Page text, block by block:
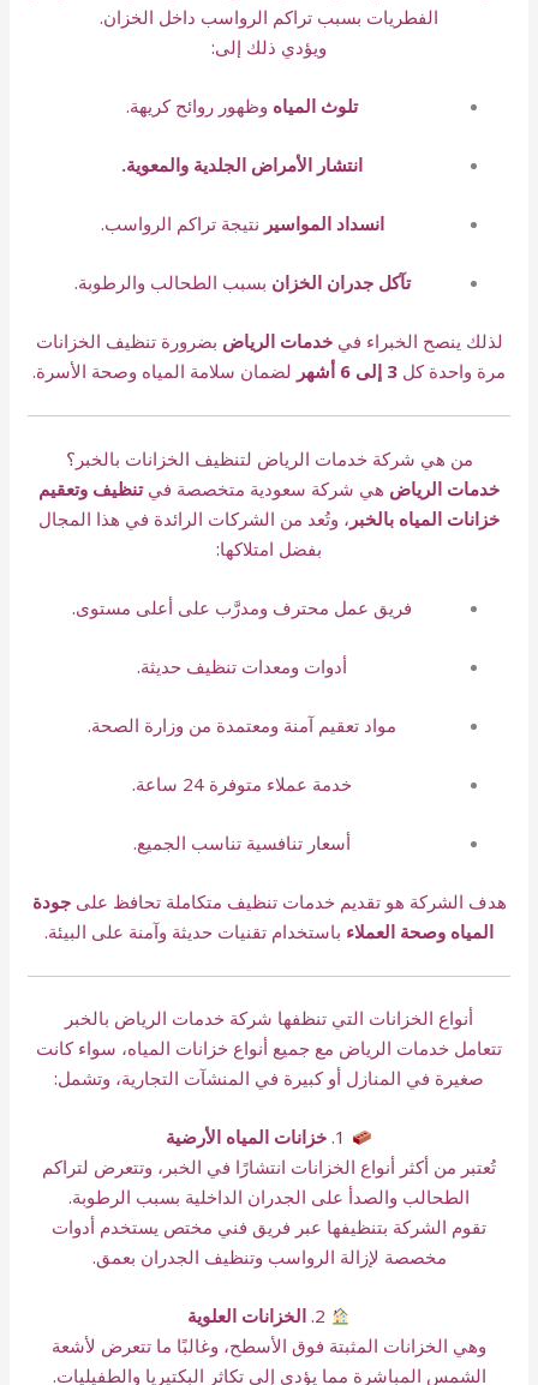
الفطريات بسبب تراكم الرواسب داخل الخزان.
ويؤدي ذلك إلى:
تلوث المياه وظهور روائح كريهة.
انتشار الأمراض الجلدية والمعوية.
انسداد المواسير نتيجة تراكم الرواسب.
تآكل جدران الخزان بسبب الطحالب والرطوبة.
لذلك ينصح الخبراء فيخدمات الرياض بضرورة تنظيف الخزانات
مرة واحدة كل 3 إلى 6 أشهر لضمان سلامة المياه وصحة الأسرة.
من هي شركة خدمات الرياض لتنظيف الخزانات بالخبر؟
خدمات الرياض هي شركة سعودية متخصصة فيتنظيف وتعقيم
خزانات المياه بالخبر ، وتُعد من الشركات الرائدة في هذا المجال
بفضل امتلاكها:
فريق عمل محترف ومدرَّب على أعلى مستوى.
أدوات ومعدات تنظيف حديثة.
مواد تعقيم آمنة ومعتمدة من وزارة الصحة.
خدمة عملاء متوفرة 24 ساعة.
أسعار تنافسية تناسب الجميع.
هدف الشركة هو تقديم خدمات تنظيف متكاملة تحافظ علىجودة
المياه وصحة العملاء باستخدام تقنيات حديثة وآمنة على البيئة.
أنواع الخزانات التي تنظفها شركة خدمات الرياض بالخبر
تتعامل خدمات الرياض مع جميع أنواع خزانات المياه، سواء كانت
صغيرة في المنازل أو كبيرة في المنشآت التجارية، وتشمل:
خزانات المياه الأرضية
تُعتبر من أكثر أنواع الخزانات انتشارًا في الخبر، وتتعرض لتراكم
الطحالب والصدأ على الجدران الداخلية بسبب الرطوبة.
تقوم الشركة بتنظيفها عبر فريق فني مختص يستخدم أدوات
مخصصة لإزالة الرواسب وتنظيف الجدران بعمق.
الخزانات العلوية
وهي الخزانات المثبتة فوق الأسطح، وغالبًا ما تتعرض لأشعة
الشمس المباشرة مما يؤدي إلى تكاثر البكتيريا والطفيليات.